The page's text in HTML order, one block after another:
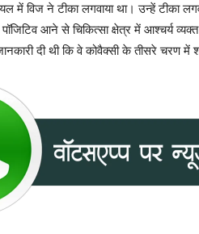
में विज ने टीका लगवाया था। उन्हें टीका
पॉजिटिव आने से चिकित्सा क्षेत्र में आश्चर्य
दी थी कि वे कोवैक्सी के तीसरे चरण में